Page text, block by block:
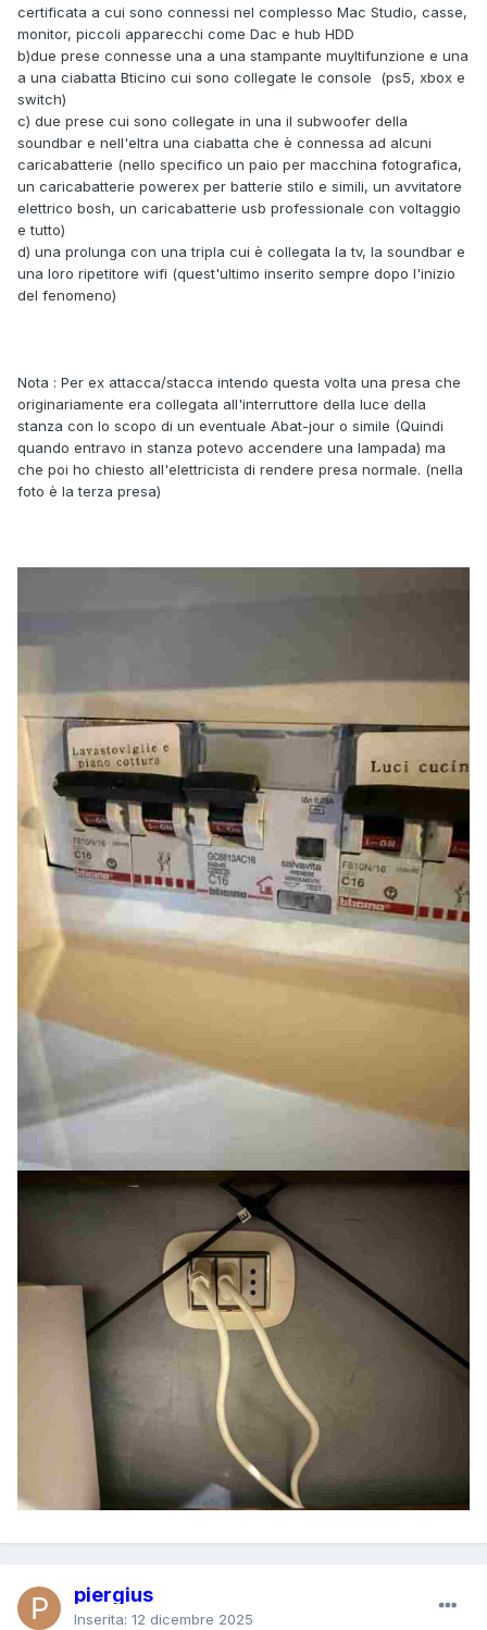
certificata a cui sono connessi nel complesso Mac Studio, casse,
monitor, piccoli apparecchi come Dac e hub HDD
b)due prese connesse una a una stampante muyltifunzione e una
a una ciabatta Bticino cui sono collegate le console (ps5, xbox e
switch)
c) due prese cui sono collegate in una il subwoofer della
soundbar e nell'eltra una ciabatta che è connessa ad alcuni
caricabatterie (nello specifico un paio per macchina fotografica,
un caricabatterie powerex per batterie stilo e simili, un avvitatore
elettrico bosh, un caricabatterie usb professionale con voltaggio
e tutto)
d) una prolunga con una tripla cui è collegata la tv, la soundbar e
una loro ripetitore wifi (quest'ultimo inserito sempre dopo l'inizio
del fenomeno)
Nota : Per ex attacca/stacca intendo questa volta una presa che
originariamente era collegata all'interruttore della luce della
stanza con lo scopo di un eventuale Abat-jour o simile (Quindi
quando entravo in stanza potevo accendere una lampada) ma
che poi ho chiesto all'elettricista di rendere presa normale. (nella
foto è la terza presa)
piergius
Inserita: 12 dicembre 2025